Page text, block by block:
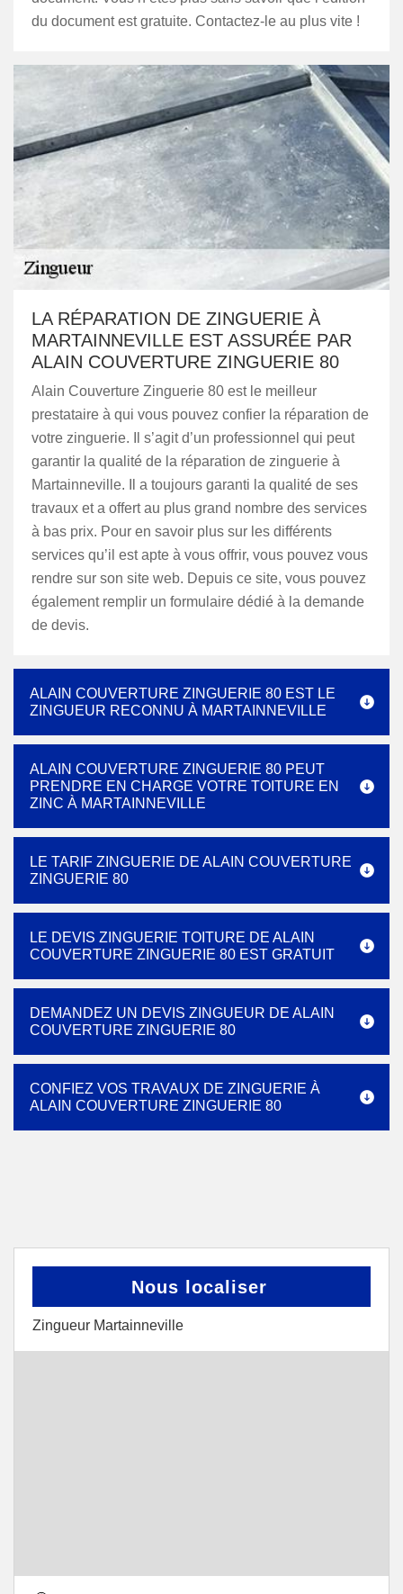
du document est gratuite. Contactez-le au plus vite !
LA RÉPARATION DE ZINGUERIE À
MARTAINNEVILLE EST ASSURÉE PAR
ALAIN COUVERTURE ZINGUERIE 80
Alain Couverture Zinguerie 80 est le meilleur
prestataire à qui vous pouvez confier la réparation de
votre zinguerie. Il s’agit d’un professionnel qui peut
garantir la qualité de la réparation de zinguerie à
Martainneville. Il a toujours garanti la qualité de ses
travaux et a offert au plus grand nombre des services
à bas prix. Pour en savoir plus sur les différents
services qu’il est apte à vous offrir, vous pouvez vous
rendre sur son site web. Depuis ce site, vous pouvez
également remplir un formulaire dédié à la demande
de devis.
ALAIN COUVERTURE ZINGUERIE 80 EST LE
ZINGUEUR RECONNU À MARTAINNEVILLE
ALAIN COUVERTURE ZINGUERIE 80 PEUT
PRENDRE EN CHARGE VOTRE TOITURE EN
ZINC À MARTAINNEVILLE
LE TARIF ZINGUERIE DE ALAIN COUVERTURE
ZINGUERIE 80
LE DEVIS ZINGUERIE TOITURE DE ALAIN
COUVERTURE ZINGUERIE 80 EST GRATUIT
DEMANDEZ UN DEVIS ZINGUEUR DE ALAIN
COUVERTURE ZINGUERIE 80
CONFIEZ VOS TRAVAUX DE ZINGUERIE À
ALAIN COUVERTURE ZINGUERIE 80
Nous localiser
Zingueur Martainneville